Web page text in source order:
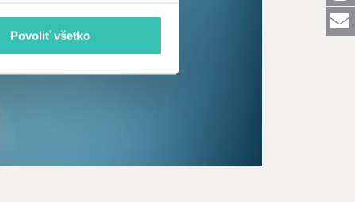
Povoliť všetko